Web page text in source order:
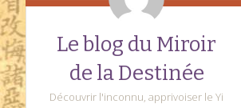
Le blog du Miroir
de la Destinée
Découvrir l'inconnu, apprivoiser le Yi